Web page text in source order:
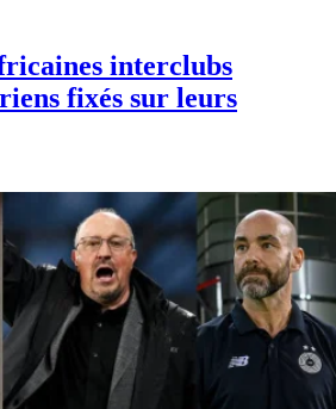
interclubs
fixés sur leurs